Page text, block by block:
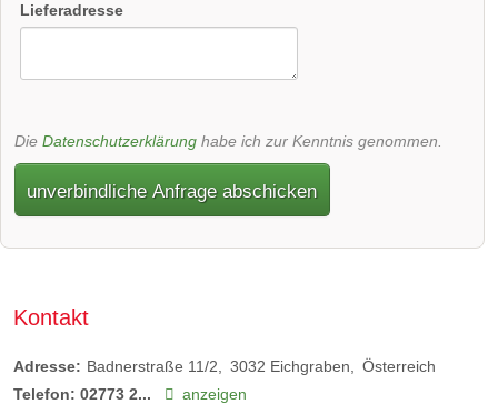
Lieferadresse
Die Datenschutzerklärung habe ich zur Kenntnis genommen.
unverbindliche Anfrage abschicken
Kontakt
Adresse: Badnerstraße 11/2 3032 Eichgraben
Österreich
Telefon: 02773 2...
anzeigen